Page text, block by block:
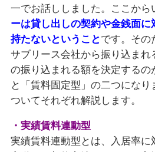
一でお話ししました。ここから
ーは貸し出しの契約や金銭面に
持たないということです。その
サブリース会社から振り込まれ
の振り込まれる額を決定するの
と「賃料固定型」の二つにな
ついてそれぞれ解説します。
・実績賃料連動型
実績賃料連動型とは、入居率に